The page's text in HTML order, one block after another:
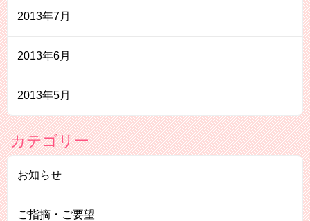
2013年7月
2013年6月
2013年5月
カテゴリー
お知らせ
ご指摘・ご要望